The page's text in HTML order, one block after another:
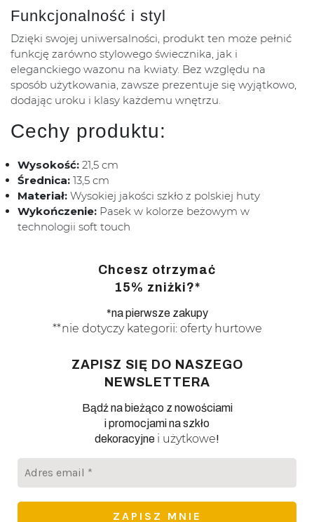
Funkcjonalność i styl
Dzięki swojej uniwersalności, produkt ten może pełnić
funkcję zarówno stylowego świecznika, jak i
eleganckiego wazonu na kwiaty. Bez względu na
sposób użytkowania, zawsze prezentuje się wyjątkowo,
dodając uroku i klasy każdemu wnętrzu.
Cechy produktu:
Wysokość: 21,5 cm
Średnica: 13,5 cm
Materiał: Wysokiej jakości szkło z polskiej huty
Wykończenie: Pasek w kolorze beżowym w
technologii soft touch
Chcesz otrzymać
15% zniżki?*
*na pierwsze zakupy
**nie dotyczy kategorii: oferty hurtowe
ZAPISZ SIĘ DO NASZEGO
NEWSLETTERA
Bądź na bieżąco z nowościami
i promocjami na szkło
dekoracyjne i użytkowe!